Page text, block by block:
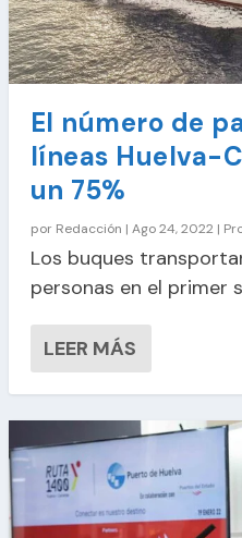
El número de
líneas Huelva-
un 75%
por Redacción | Ago 24, 2022 |
Los buques
personas en el primer
LEER MÁS